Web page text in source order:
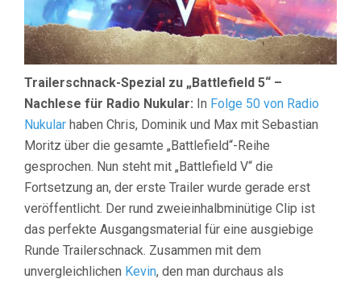
Trailerschnack-Spezial zu „Battlefield 5“ –
Nachlese für Radio Nukular: In Folge 50 von Radio
Nukular haben Chris, Dominik und Max mit Sebastian
Moritz über die gesamte „Battlefield“-Reihe
gesprochen. Nun steht mit „Battlefield V“ die
Fortsetzung an, der erste Trailer wurde gerade erst
veröffentlicht. Der rund zweieinhalbminütige Clip ist
das perfekte Ausgangsmaterial für eine ausgiebige
Runde Trailerschnack. Zusammen mit dem
unvergleichlichen Kevin, den man durchaus als